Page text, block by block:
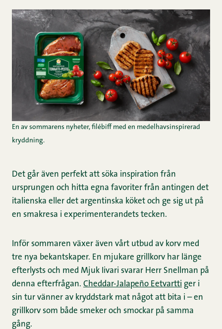
En av sommarens nyheter, filébiff med en medelhavsinspirerad
kryddning.
Det går även perfekt att söka inspiration från
ursprungen och hitta egna favoriter från antingen det
italienska eller det argentinska köket och ge sig ut på
en smakresa i experimenterandets tecken.
Inför sommaren växer även vårt utbud av korv med
tre nya bekantskaper. En mjukare grillkorv har länge
efterlysts och med Mjuk Iivari svarar Herr Snellman på
denna efterfrågan. Cheddar-Jalapeño Eetvartti ger i
sin tur vänner av kryddstark mat något att bita i – en
grillkorv som både smeker och smockar på samma
gång.